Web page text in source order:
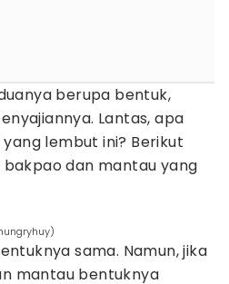
berupa bentuk,
Lantas, apa
lembut ini? Berikut
dan mantau yang
sama. Namun, jika
mantau bentuknya